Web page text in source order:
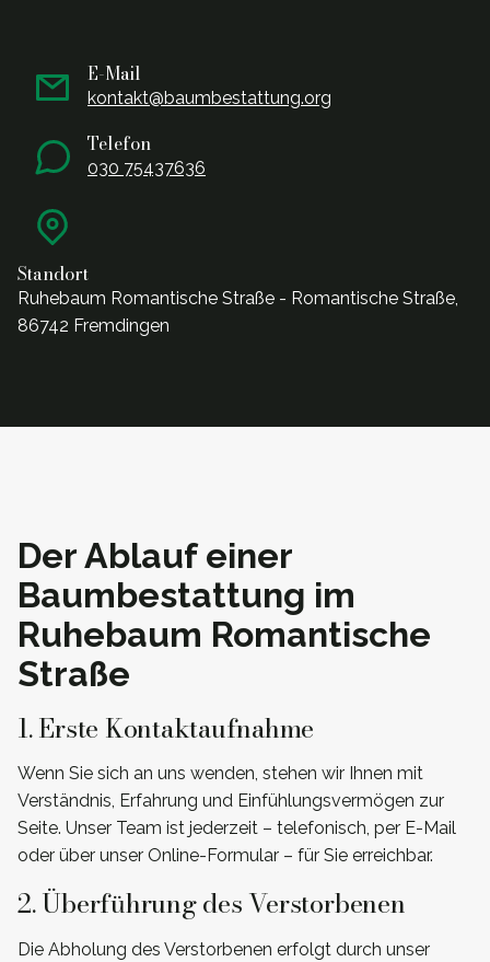
E-Mail
kontakt@baumbestattung.org
Telefon
030 75437636
Standort
Ruhebaum Romantische Straße - Romantische Straße,
86742 Fremdingen
Der Ablauf einer
Baumbestattung im
Ruhebaum Romantische
Straße
1. Erste Kontaktaufnahme
Wenn Sie sich an uns wenden, stehen wir Ihnen mit
Verständnis, Erfahrung und Einfühlungsvermögen zur
Seite. Unser Team ist jederzeit – telefonisch, per E-Mail
oder über unser Online-Formular – für Sie erreichbar.
2. Überführung des Verstorbenen
Die Abholung des Verstorbenen erfolgt durch unser